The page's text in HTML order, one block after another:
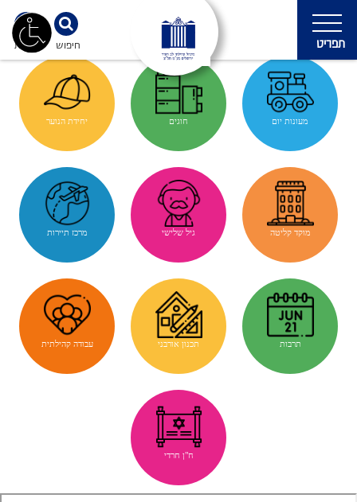
תפריט נגישות חיפוש
מעונות יום חוגים יחידת הנוער
מוקד קליטה גיל שלישי מרכז תיירות
תרבות תכנון אורבני עבודה קהילתית
ח"ן חרדי